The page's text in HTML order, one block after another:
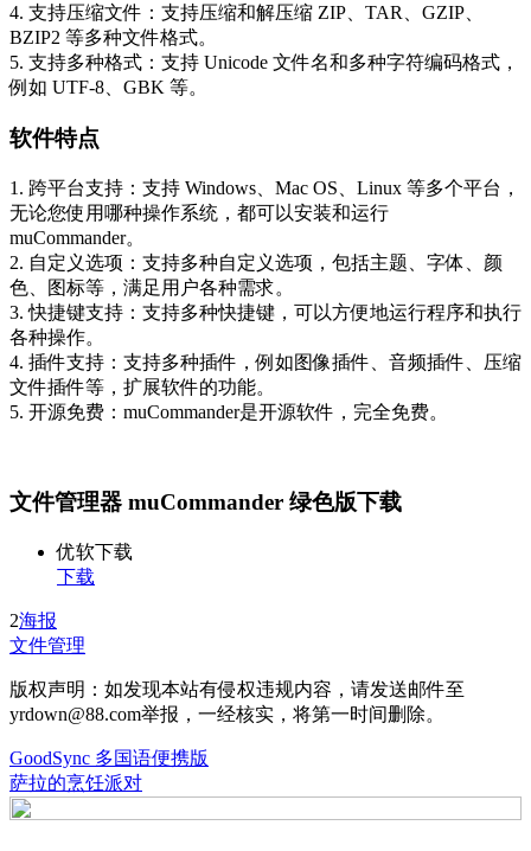
4. 支持压缩文件：支持压缩和解压缩 ZIP、TAR、GZIP、
BZIP2 等多种文件格式。
5. 支持多种格式：支持 Unicode 文件名和多种字符编码格式，
例如 UTF-8、GBK 等。
软件特点
1. 跨平台支持：支持 Windows、Mac OS、Linux 等多个平台，
无论您使用哪种操作系统，都可以安装和运行
muCommander。
2. 自定义选项：支持多种自定义选项，包括主题、字体、颜
色、图标等，满足用户各种需求。
3. 快捷键支持：支持多种快捷键，可以方便地运行程序和执行
各种操作。
4. 插件支持：支持多种插件，例如图像插件、音频插件、压缩
文件插件等，扩展软件的功能。
5. 开源免费：muCommander是开源软件，完全免费。
文件管理器 muCommander 绿色版下载
优软下载
下载
2海报
文件管理
版权声明：如发现本站有侵权违规内容，请发送邮件至
yrdown@88.com举报，一经核实，将第一时间删除。
GoodSync 多国语便携版
萨拉的烹饪派对